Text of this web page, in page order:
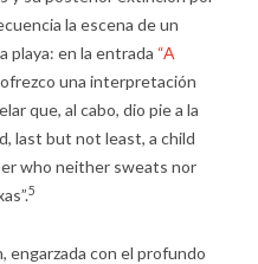
la escena de un
playa: en la entrada “A
una interpretación
que, al cabo, dio pie a la
last but not least, a child
who neither sweats nor
5
engarzada con el profundo